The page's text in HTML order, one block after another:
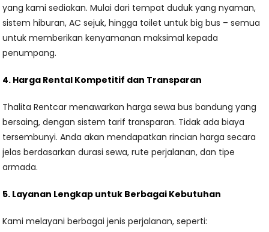
yang kami sediakan. Mulai dari tempat duduk yang nyaman,
sistem hiburan, AC sejuk, hingga toilet untuk big bus – semua
untuk memberikan kenyamanan maksimal kepada
penumpang.
4. Harga Rental Kompetitif dan Transparan
Thalita Rentcar menawarkan harga sewa bus bandung yang
bersaing, dengan sistem tarif transparan. Tidak ada biaya
tersembunyi. Anda akan mendapatkan rincian harga secara
jelas berdasarkan durasi sewa, rute perjalanan, dan tipe
armada.
5. Layanan Lengkap untuk Berbagai Kebutuhan
Kami melayani berbagai jenis perjalanan, seperti: